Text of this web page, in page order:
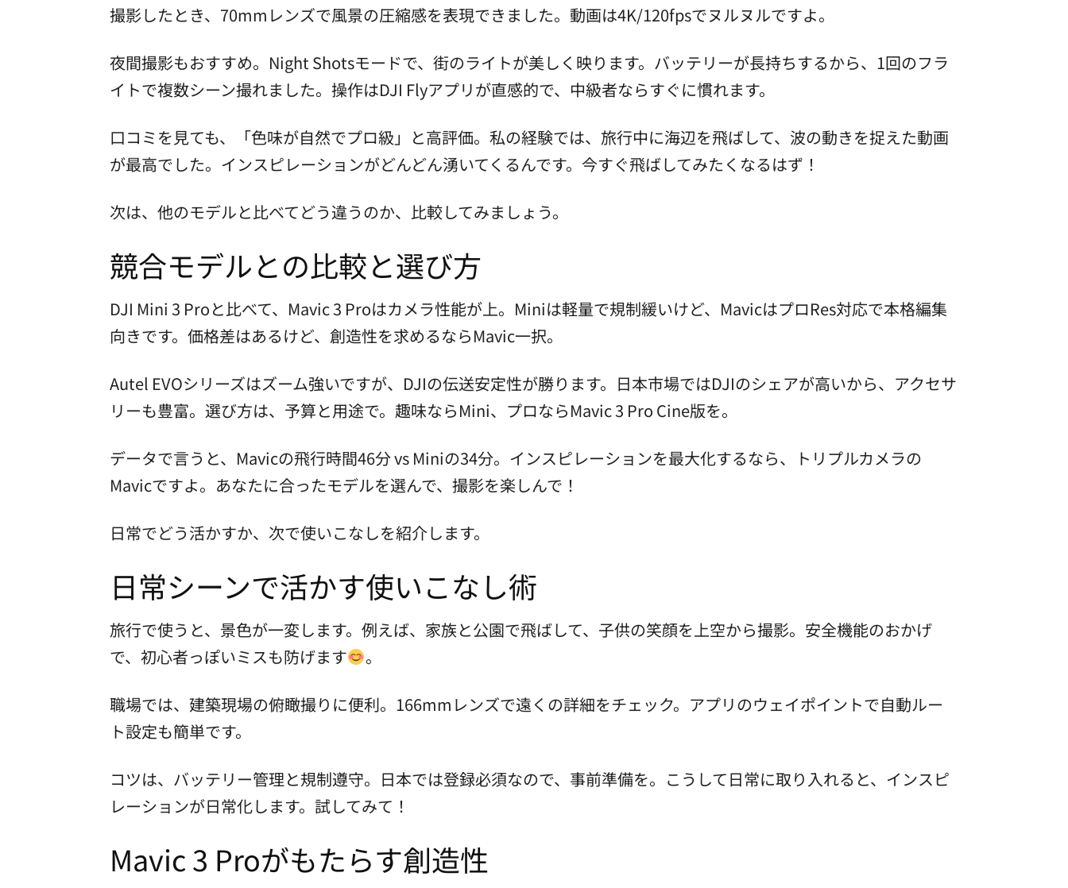
撮影したとき、70mmレンズで風景の圧縮感を表現できました。動画は4K/120fpsでヌルヌルですよ。
夜間撮影もおすすめ。Night Shotsモードで、街のライトが美しく映ります。バッテリーが長持ちするから、1回のフラ
イトで複数シーン撮れました。操作はDJI Flyアプリが直感的で、中級者ならすぐに慣れます。
口コミを見ても、「色味が自然でプロ級」と高評価。私の経験では、旅行中に海辺を飛ばして、波の動きを捉えた動画
が最高でした。インスピレーションがどんどん湧いてくるんです。今すぐ飛ばしてみたくなるはず！
次は、他のモデルと比べてどう違うのか、比較してみましょう。
競合モデルとの比較と選び方
DJI Mini 3 Proと比べて、Mavic 3 Proはカメラ性能が上。Miniは軽量で規制緩いけど、MavicはプロRes対応で本格編集
向きです。価格差はあるけど、創造性を求めるならMavic一択。
Autel EVOシリーズはズーム強いですが、DJIの伝送安定性が勝ります。日本市場ではDJIのシェアが高いから、アクセサ
リーも豊富。選び方は、予算と用途で。趣味ならMini、プロならMavic 3 Pro Cine版を。
データで言うと、Mavicの飛行時間46分 vs Miniの34分。インスピレーションを最大化するなら、トリプルカメラの
Mavicですよ。あなたに合ったモデルを選んで、撮影を楽しんで！
日常でどう活かすか、次で使いこなしを紹介します。
日常シーンで活かす使いこなし術
旅行で使うと、景色が一変します。例えば、家族と公園で飛ばして、子供の笑顔を上空から撮影。安全機能のおかげ
で、初心者っぽいミスも防げます
。
職場では、建築現場の俯瞰撮りに便利。166mmレンズで遠くの詳細をチェック。アプリのウェイポイントで自動ルー
ト設定も簡単です。
コツは、バッテリー管理と規制遵守。日本では登録必須なので、事前準備を。こうして日常に取り入れると、インスピ
レーションが日常化します。試してみて！
Mavic 3 Proがもたらす創造性